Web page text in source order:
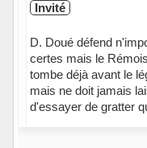
Invité
D. Doué défend
certes mais le
tombe déjà avant le
mais ne doit jamais
d'essayer de gratter